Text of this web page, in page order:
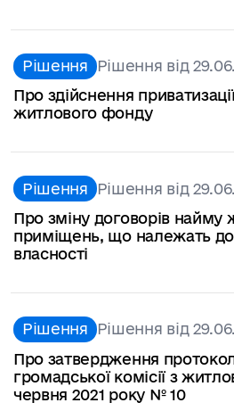
Рішення Рішення від
Про здійснення
житлового фонду
Рішення Рішення від
Про зміну договорів найму
приміщень, що належать
власності
Рішення Рішення від
Про затвердження
громадської комісії з
червня 2021 року № 10